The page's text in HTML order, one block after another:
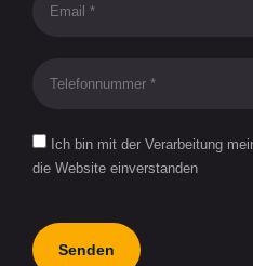
Ich bin mit der Verarbeitung
die Website einverstanden
Senden